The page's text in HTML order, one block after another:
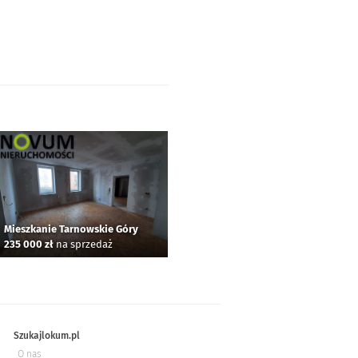
Mieszkanie Tarnowskie Góry
235 000 złna sprzedaż
Szukajlokum.pl
O nas